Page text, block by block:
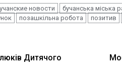
новости бучанська міська
позашкільна робота позитив
Дитячого